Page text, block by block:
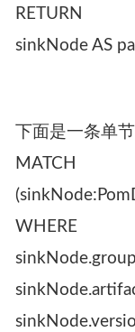
RETURN
sinkNode AS
下面是一条单
MATCH
WHERE